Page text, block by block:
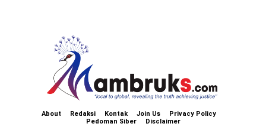
About Redaksi Kontak Join Us
Privacy Policy
Pedoman Siber
Disclaimer